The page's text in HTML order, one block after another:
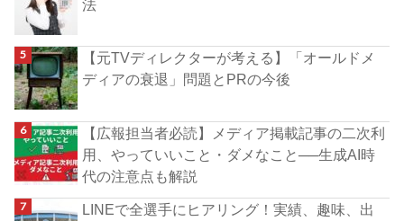
法
【元TVディレクターが考える】「オールドメ
ディアの衰退」問題とPRの今後
【広報担当者必読】メディア掲載記事の二次利
用、やっていいこと・ダメなこと──生成AI時
代の注意点も解説
LINEで全選手にヒアリング！実績、趣味、出